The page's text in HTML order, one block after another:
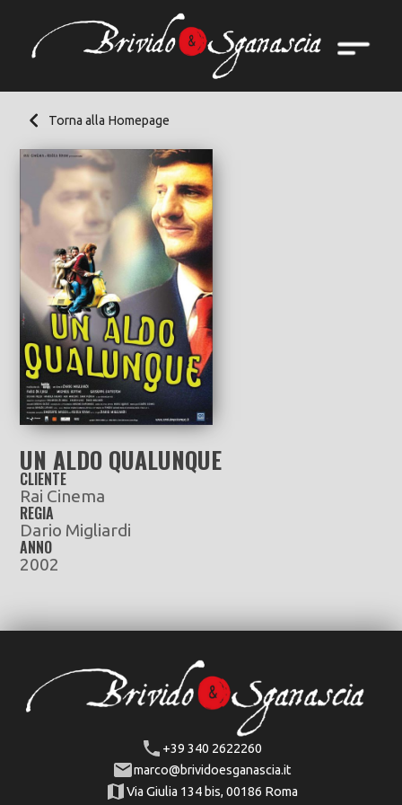
Torna alla Homepage
UN ALDO QUALUNQUE
CLIENTE
Rai Cinema
REGIA
Dario Migliardi
ANNO
2002
+39 340 2622260
marco@brividoesganascia.it
Via Giulia 134 bis, 00186 Roma